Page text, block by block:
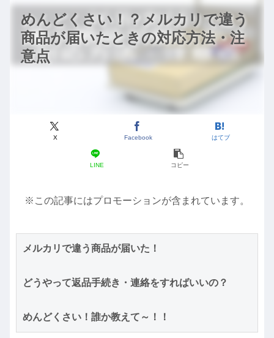
めんどくさい！？メルカリで違う
商品が届いたときの対応方法・注
意点
X Facebook はてブ
LINE コピー
※この記事にはプロモーションが含まれています。
メルカリで違う商品が届いた！
どうやって返品手続き・連絡をすればいいの？
めんどくさい！誰か教えて～！！